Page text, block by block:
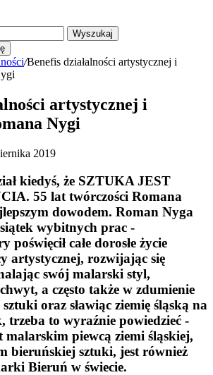
Wyszukaj
/Benefis działalności artystycznej i
artystycznej i
Nygi
2019
kiedyś, że SZTUKA JEST
55 lat twórczości Romana
dowodem. Roman Nyga
wybitnych prac -
poświęcił całe dorosłe życie
artystycznej, rozwijając się
swój malarski styl,
a często także w zdumienie
oraz sławiąc ziemię śląską na
trzeba to wyraźnie powiedzieć -
malarskim piewcą ziemi śląskiej,
bieruńskiej sztuki, jest również
Bieruń w świecie.